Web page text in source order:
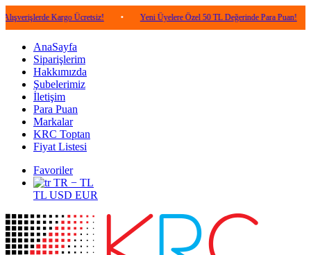
Kargo Ücretsiz! • Yeni Üyelere Özel 50 TL Değerinde Para Puan! •
AnaSayfa
Siparişlerim
Hakkımızda
Şubelerimiz
İletişim
Para Puan
Markalar
KRC Toptan
Fiyat Listesi
Favoriler
TR − TL
TL USD EUR